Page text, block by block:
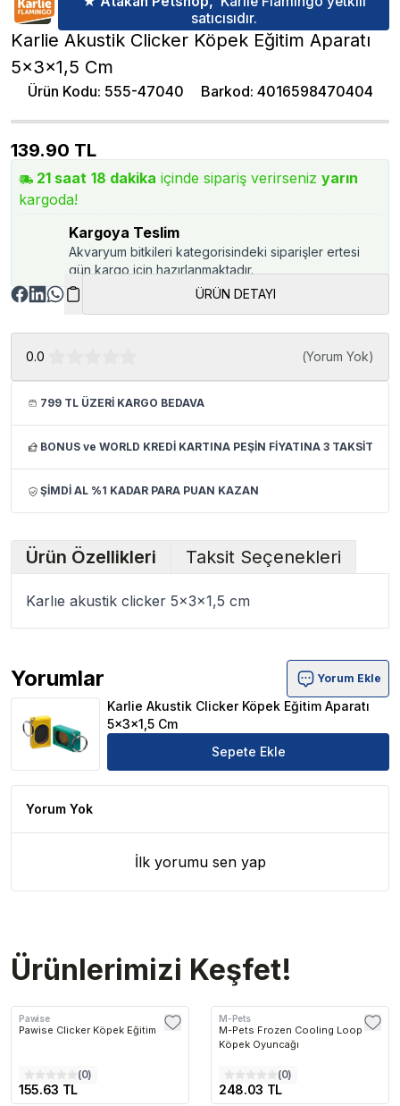
satıcısıdır.
Karlie Akustik Clicker Köpek Eğitim Aparatı
5x3x1,5 Cm
Ürün Kodu: 555-47040 Barkod: 4016598470404
139.90 TL
21 saat 18 dakika içinde sipariş verirseniz yarın
kargoda!
Kargoya Teslim
Akvaryum bitkileri kategorisindeki siparişler ertesi
gün kargo için hazırlanmaktadır.
ÜRÜN DETAYI
0.0 (Yorum Yok)
799 TL ÜZERİ KARGO BEDAVA
BONUS ve WORLD KREDİ KARTINA PEŞİN FİYATINA 3 TAKSİT
ŞİMDİ AL %1 KADAR PARA PUAN KAZAN
Ürün Özellikleri Taksit Seçenekleri
Karlıe akustik clicker 5x3x1,5 cm
Yorumlar
Karlie Akustik Clicker Köpek Eğitim Aparatı 5x3x1,5 Cm
Yorum Ekle
Karlie Akustik Clicker Köpek Eğitim Aparatı
5x3x1,5 Cm
Sepete Ekle
Yorum Yok
İlk yorumu sen yap
Ürünlerimizi Keşfet!
Pawise
Pawise Clicker Köpek Eğitim
(0)
155.63 TL
M-Pets
M-Pets Frozen Cooling Loop
Köpek Oyuncağı
(0)
248.03 TL